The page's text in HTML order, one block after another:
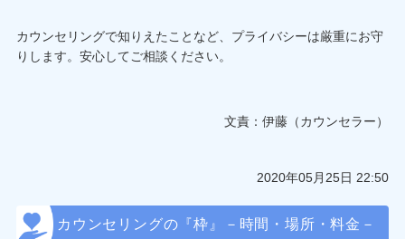
カウンセリングで知りえたことなど、プライバシーは厳重にお守
りします。安心してご相談ください。
文責：伊藤（カウンセラー）
2020年05月25日 22:50
カウンセリングの『枠』－時間・場所・料金－